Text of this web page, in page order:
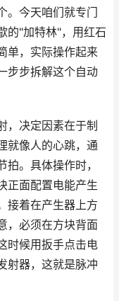
。今天咱们就专门
的"加特林"，用红石
单，实际操作起来
步步拆解这个自动
，决定因素在于制
就像人的心跳，通
。具体操作时，
正面配置电能产生
着在产生器上方
，必须在方块背面
时候用扳手点击电
射器，这就是脉冲